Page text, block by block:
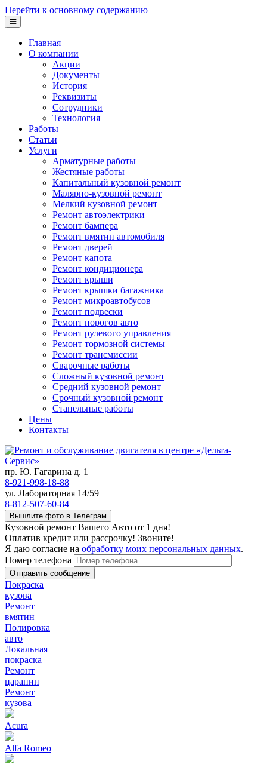
Перейти к основному содержанию
Главная
О компании
Акции
Документы
История
Реквизиты
Сотрудники
Технология
Работы
Статьи
Услуги
Арматурные работы
Жестяные работы
Капитальный кузовной ремонт
Малярно-кузовной ремонт
Мелкий кузовной ремонт
Ремонт автоэлектрики
Ремонт бампера
Ремонт вмятин автомобиля
Ремонт дверей
Ремонт капота
Ремонт кондиционера
Ремонт крыши
Ремонт крышки багажника
Ремонт микроавтобусов
Ремонт подвески
Ремонт порогов авто
Ремонт рулевого управления
Ремонт тормозной системы
Ремонт трансмиссии
Сварочные работы
Сложный кузовной ремонт
Средний кузовной ремонт
Срочный кузовной ремонт
Стапельные работы
Цены
Контакты
пр. Ю. Гагарина д. 1
8-921-998-18-88
ул. Лабораторная 14/59
8-812-507-60-84
Вышлите фото в Телеграм
Кузовной ремонт Вашего Авто от 1 дня!
Оплатив кредит или рассрочку! Звоните!
Я даю согласие на обработку моих персональных данных.
Номер телефона
Покраска
кузова
Ремонт
вмятин
Полировка
авто
Локальная
покраска
Ремонт
царапин
Ремонт
кузова
Acura
Alfa Romeo